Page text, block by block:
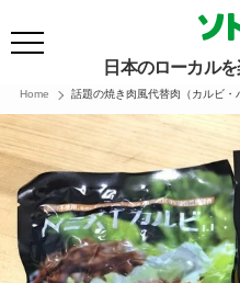
日本のローカル
Home 話題の焼き肉風代替肉（カルビ・